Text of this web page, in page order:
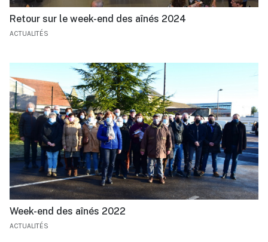
Retour sur le week-end des aînés 2024
ACTUALITÉS
Week-end des aînés 2022
ACTUALITÉS